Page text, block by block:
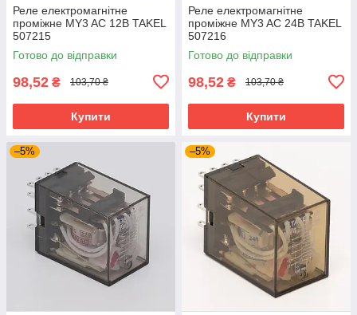
Реле електромагнітне
проміжне MY3 AC 12В TAKEL
507215
Готово до відправки
98,52 ₴ 103,70 ₴
Купити
Реле електромагнітне
проміжне MY3 AC 24В TAKEL
507216
Готово до відправки
98,52 ₴ 103,70 ₴
Купити
–5% –5%